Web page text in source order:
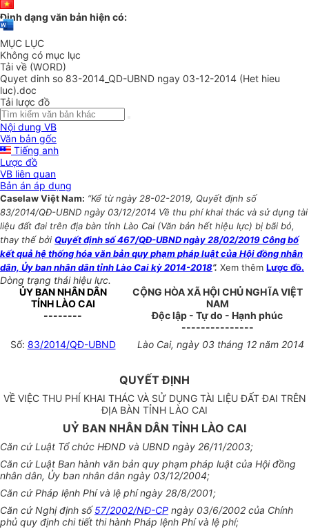
Định dạng văn bản hiện có:
MỤC LỤC
Không có mục lục
Tải về (WORD)
Quyet dinh so 83-2014_QD-UBND ngay 03-12-2014 (Het hieu
luc).doc
Tải lược đồ
Nội dung VB
Văn bản gốc
Tiếng anh
Lược đồ
VB liên quan
Bản án áp dụng
Caselaw Việt Nam: “Kể từ ngày 28-02-2019, Quyết định số
83/2014/QĐ-UBND ngày 03/12/2014 Về thu phí khai thác và sử dụng tài
liệu đất đai trên địa bàn tỉnh Lào Cai (Văn bản hết hiệu lực) bị bãi bỏ,
thay thế bởi Quyết định số 467/QĐ-UBND ngày 28/02/2019 Công bố
kết quả hệ thống hóa văn bản quy phạm pháp luật của Hội đồng nhân
dân, Ủy ban nhân dân tỉnh Lào Cai kỳ 2014-2018”. Xem thêm Lược đồ.
Dòng trạng thái hiệu lực.
ỦY BAN NHÂN DÂN
TỈNH LÀO CAI
--------
CỘNG HÒA XÃ HỘI CHỦ NGHĨA VIỆT
NAM
Độc lập - Tự do - Hạnh phúc
---------------
Số: 83/2014/QĐ-UBND Lào Cai, ngày 03 tháng 12 năm 2014
QUYẾT ĐỊNH
VỀ VIỆC THU PHÍ KHAI THÁC VÀ SỬ DỤNG TÀI LIỆU ĐẤT ĐAI TRÊN
ĐỊA BÀN TỈNH LÀO CAI
UỶ BAN NHÂN DÂN TỈNH LÀO CAI
Căn cứ Luật Tổ chức HĐND và UBND ngày 26/11/2003;
Căn cứ Luật Ban hành văn bản quy phạm pháp luật của Hội đồng
nhân dân, Ủy ban nhân dân ngày 03/12/2004;
Căn cứ Pháp lệnh Phí và lệ phí ngày 28/8/2001;
Căn cứ Nghị định số57/2002/NĐ-CP ngày 03/6/2002 của Chính
phủ quy định chi tiết thi hành Pháp lệnh Phí và lệ phí;